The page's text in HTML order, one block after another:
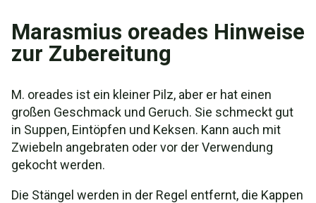
Marasmius oreades Hinweise
zur Zubereitung
M. oreades ist ein kleiner Pilz, aber er hat einen
großen Geschmack und Geruch. Sie schmeckt gut
in Suppen, Eintöpfen und Keksen. Kann auch mit
Zwiebeln angebraten oder vor der Verwendung
gekocht werden.
Die Stängel werden in der Regel entfernt, die Kappen